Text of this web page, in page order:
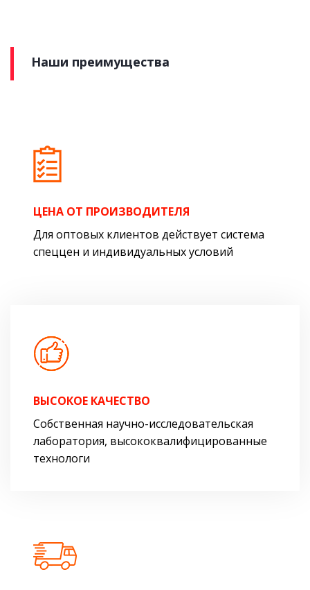
Наши преимущества
ЦЕНА ОТ ПРОИЗВОДИТЕЛЯ
Для оптовых клиентов действует система
спеццен и индивидуальных условий
ВЫСОКОЕ КАЧЕСТВО
Собственная научно-исследовательская
лаборатория, высококвалифицированные
технологи